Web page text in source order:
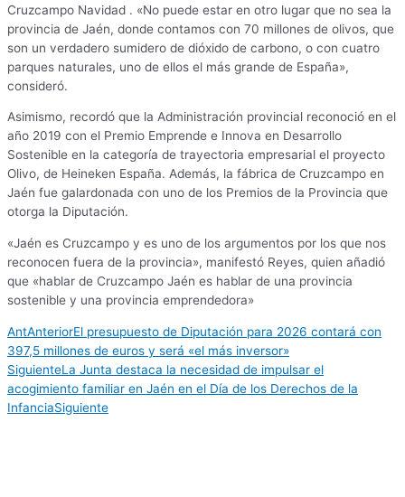
Cruzcampo Navidad . «No puede estar en otro lugar que no sea la
provincia de Jaén, donde contamos con 70 millones de olivos, que
son un verdadero sumidero de dióxido de carbono, o con cuatro
parques naturales, uno de ellos el más grande de España»,
consideró.
Asimismo, recordó que la Administración provincial reconoció en el
año 2019 con el Premio Emprende e Innova en Desarrollo
Sostenible en la categoría de trayectoria empresarial el proyecto
Olivo, de Heineken España. Además, la fábrica de Cruzcampo en
Jaén fue galardonada con uno de los Premios de la Provincia que
otorga la Diputación.
«Jaén es Cruzcampo y es uno de los argumentos por los que nos
reconocen fuera de la provincia», manifestó Reyes, quien añadió
que «hablar de Cruzcampo Jaén es hablar de una provincia
sostenible y una provincia emprendedora»
AntAnteriorEl presupuesto de Diputación para 2026 contará con
397,5 millones de euros y será «el más inversor»
SiguienteLa Junta destaca la necesidad de impulsar el
acogimiento familiar en Jaén en el Día de los Derechos de la
InfanciaSiguiente